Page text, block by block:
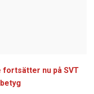
nu på SVT